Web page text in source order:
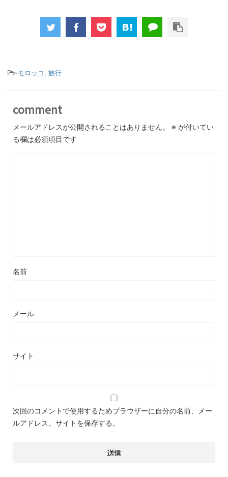
-モロッコ, 旅行
comment
メールアドレスが公開されることはありません。 ※ が付いてい
る欄は必須項目です
名前
メール
サイト
次回のコメントで使用するためブラウザーに自分の名前、メー
ルアドレス、サイトを保存する。